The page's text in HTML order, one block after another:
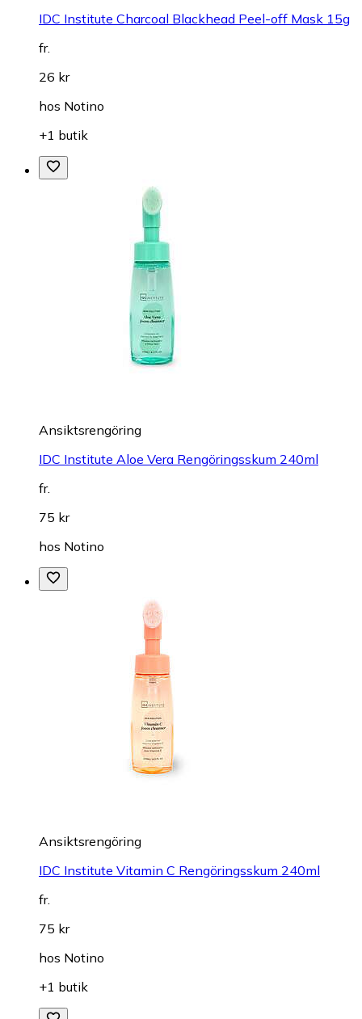
IDC Institute Charcoal Blackhead Peel-off Mask 15g
fr.
26 kr
hos Notino
+1 butik
Ansiktsrengöring
IDC Institute Aloe Vera Rengöringsskum 240ml
fr.
75 kr
hos Notino
Ansiktsrengöring
IDC Institute Vitamin C Rengöringsskum 240ml
fr.
75 kr
hos Notino
+1 butik